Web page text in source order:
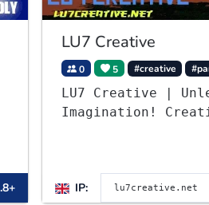
LU7 Creative
0 5 #creative
LU7 Creative |
Imagination!
IP: